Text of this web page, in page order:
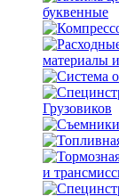
буквенные
материалы
Грузовиков
и